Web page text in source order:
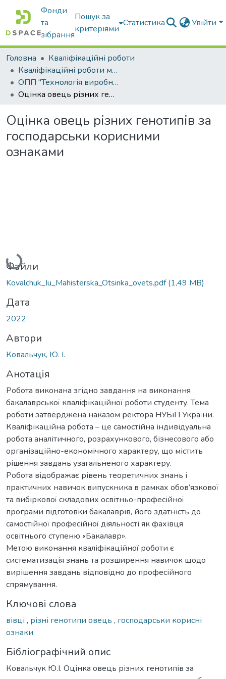
Фонди
та
зібрання
Пошук за
критеріями
Статистика Увійти
Головна
Кваліфікаційні роботи
Кваліфікаційні роботи магістрів
ОПП "Технологія виробництва і переробки продукції тваринництва"
Оцінка овець різних генотипів за господарськи корисними ознаками
Оцінка овець різних генотипів за
господарськи корисними
ознаками
Вантажиться...
Файли
Kovalchuk_Iu_Мahisterska_Otsinka_ovets.pdf(1,49 MB)
Дата
2022
Автори
Ковальчук, Ю. І.
Анотація
Робота виконана згідно завдання на виконання
бакалаврської кваліфікаційної роботи студенту. Тема
роботи затверджена наказом ректора НУБіП України.
Кваліфікаційна робота – це самостійна індивідуальна
робота аналітичного, розрахункового, бізнесового або
організаційно-економічного характеру, що містить
рішення завдань узагальненого характеру.
Робота відображає рівень теоретичних знань і
практичних навичок випускника в рамках обов’язкової
та вибіркової складових освітньо-професійної
програми підготовки бакалаврів, його здатність до
самостійної професійної діяльності як фахівця
освітнього ступеню «Бакалавр».
Метою виконання кваліфікаційної роботи є
систематизація знань та розширення навичок щодо
вирішення завдань відповідно до професійного
спрямування.
Ключові слова
вівці , різні генотипи овець , господарськи корисні
ознаки
Бібліографічний опис
Ковальчук Ю.І. Оцінка овець різних генотипів за